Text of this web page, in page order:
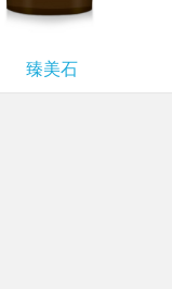
臻美石